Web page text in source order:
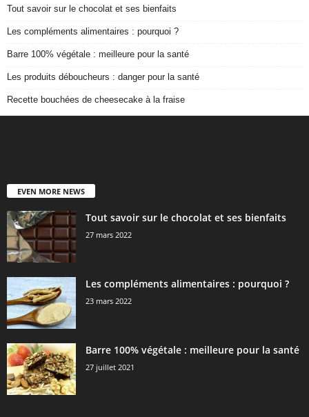
Tout savoir sur le chocolat et ses bienfaits
Les compléments alimentaires : pourquoi ?
Barre 100% végétale : meilleure pour la santé
Les produits déboucheurs : danger pour la santé
Recette bouchées de cheesecake à la fraise
EVEN MORE NEWS
Tout savoir sur le chocolat et ses bienfaits
27 mars 2022
Les compléments alimentaires : pourquoi ?
23 mars 2022
Barre 100% végétale : meilleure pour la santé
27 juillet 2021